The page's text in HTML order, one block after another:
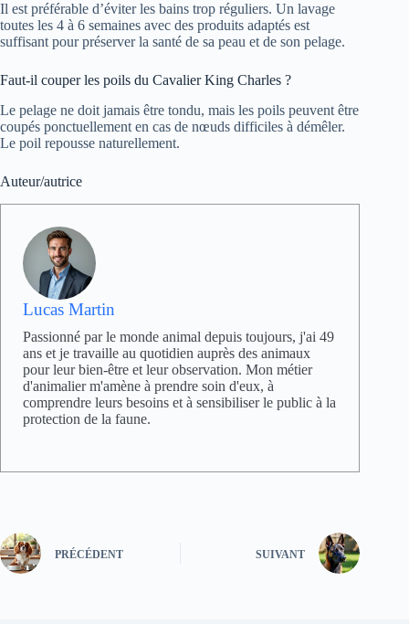
Il est préférable d’éviter les bains trop réguliers. Un lavage
toutes les 4 à 6 semaines avec des produits adaptés est
suffisant pour préserver la santé de sa peau et de son pelage.
Faut-il couper les poils du Cavalier King Charles ?
Le pelage ne doit jamais être tondu, mais les poils peuvent être
coupés ponctuellement en cas de nœuds difficiles à démêler.
Le poil repousse naturellement.
Auteur/autrice
Lucas Martin
Passionné par le monde animal depuis toujours, j'ai 49
ans et je travaille au quotidien auprès des animaux
pour leur bien-être et leur observation. Mon métier
d'animalier m'amène à prendre soin d'eux, à
comprendre leurs besoins et à sensibiliser le public à la
protection de la faune.
PRÉCÉDENT SUIVANT